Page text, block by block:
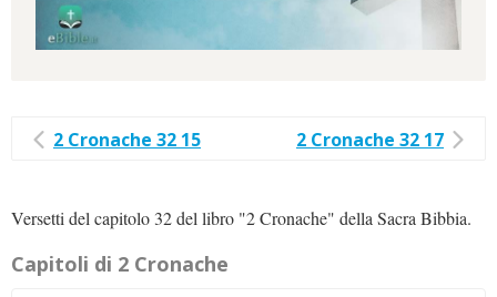
2 Cronache 32 15 2 Cronache 32 17
Versetti del capitolo 32 del libro "2 Cronache" della Sacra Bibbia.
Capitoli di 2 Cronache